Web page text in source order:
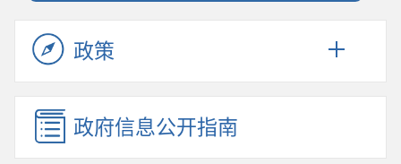
政策
政府信息公开指南